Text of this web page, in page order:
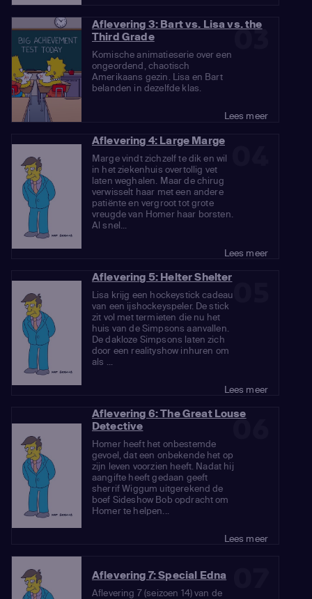
03
Aflevering 3: Bart vs. Lisa vs. the
Third Grade
Komische animatieserie over een
ongeordend, chaotisch
Amerikaans gezin. Lisa en Bart
belanden in dezelfde klas.
Lees meer
Aflevering 4: Large Marge
Marge vindt zichzelf te dik en wil
in het ziekenhuis overtollig vet
laten weghalen. Maar de chirug
verwisselt haar met een andere
patiënte en vergroot tot grote
vreugde van Homer haar borsten.
Al snel...
Lees meer
05
Aflevering 5: Helter Shelter
Lisa krijg een hockeystick cadeau
van een ijshockeyspeler. De stick
zit vol met termieten die nu het
huis van de Simpsons aanvallen.
De dakloze Simpsons laten zich
door een realityshow inhuren om
als ...
Lees meer
06
Aflevering 6: The Great Louse
Detective
Homer heeft het onbestemde
gevoel, dat een onbekende het op
zijn leven voorzien heeft. Nadat hij
aangifte heeft gedaan geeft
sherrif Wiggum uitgerekend de
boef Sideshow Bob opdracht om
Homer te helpen...
Lees meer
Aflevering 7: Special Edna
Aflevering 7 (seizoen 14) van de